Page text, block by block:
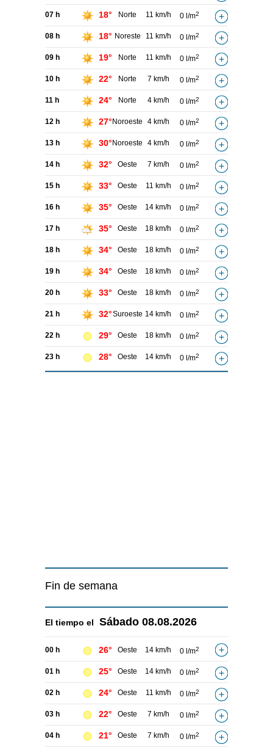
07 h 18° Norte 11 km/h 0 l/m2
08 h 18° Noreste 11 km/h 0 l/m2
09 h 19° Norte 11 km/h 0 l/m2
10 h 22° Norte 7 km/h 0 l/m2
11 h 24° Norte 4 km/h 0 l/m2
12 h 27° Noroeste 4 km/h 0 l/m2
13 h 30° Noroeste 4 km/h 0 l/m2
14 h 32° Oeste 7 km/h 0 l/m2
15 h 33° Oeste 11 km/h 0 l/m2
16 h 35° Oeste 14 km/h 0 l/m2
17 h 35° Oeste 18 km/h 0 l/m2
18 h 34° Oeste 18 km/h 0 l/m2
19 h 34° Oeste 18 km/h 0 l/m2
20 h 33° Oeste 18 km/h 0 l/m2
21 h 32°Suroeste 14 km/h 0 l/m2
22 h 29° Oeste 18 km/h 0 l/m2
23 h 28° Oeste 14 km/h 0 l/m2
Fin de semana
El tiempo el Sábado 08.08.2026
00 h 26° Oeste 14 km/h 0 l/m2
01 h 25° Oeste 14 km/h 0 l/m2
02 h 24° Oeste 11 km/h 0 l/m2
03 h 22° Oeste 7 km/h 0 l/m2
04 h 21° Oeste 7 km/h 0 l/m2